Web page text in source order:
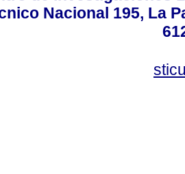
Nacional 195, La